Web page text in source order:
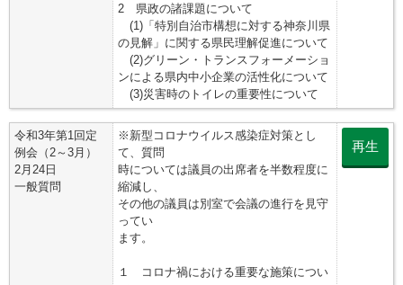
2 県政の諸課題について
(1)「特別自治市構想に対する神奈川県
の見解」に関する県民理解促進について
(2)グリーン・トランスフォーメーショ
ンによる県内中小企業の活性化について
(3)災害時のトイレの重要性について
令和3年第1回定
例会（2～3月）
2月24日
一般質問
※新型コロナウイルス感染症対策とし
て、質問
時については議員の出席者を半数程度に
縮減し、
その他の議員は別室で会議の進行を見守
ってい
ます。
１ コロナ禍における重要な施策につい
再生